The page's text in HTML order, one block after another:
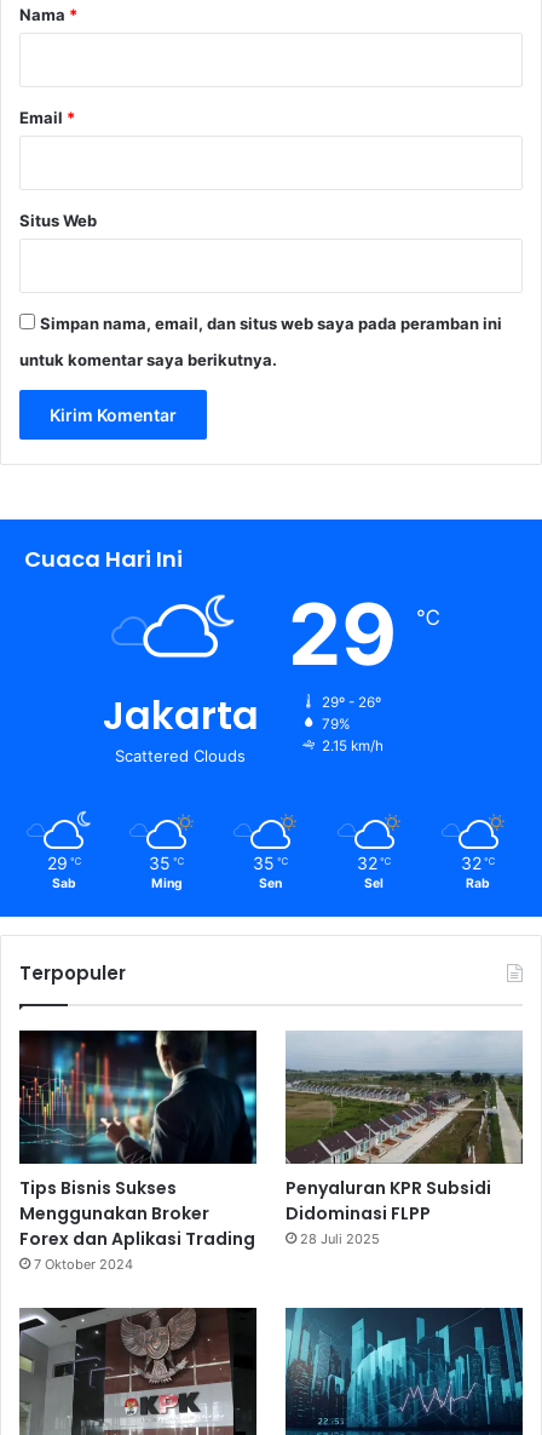
rNama *
Email *
Situs Web
Simpan nama, email, dan situs web saya pada peramban ini
untuk komentar saya berikutnya.
Cuaca Hari Ini
Jakarta
Scattered Clouds
29 ℃
29º - 26º
79%
2.15 km/h
29 ℃
Sab
35 ℃
Ming
35 ℃
Sen
32 ℃
Sel
32 ℃
Rab
Terpopuler
Tips Bisnis Sukses
Menggunakan Broker
Forex dan Aplikasi Trading
7 Oktober 2024
Penyaluran KPR Subsidi
Didominasi FLPP
28 Juli 2025